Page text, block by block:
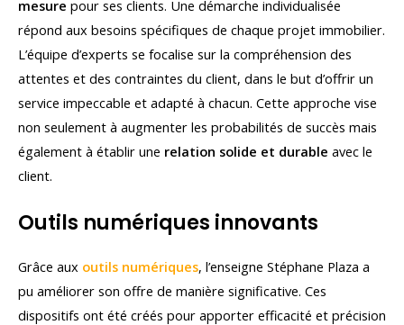
mesure pour ses clients. Une démarche individualisée
répond aux besoins spécifiques de chaque projet immobilier.
L’équipe d’experts se focalise sur la compréhension des
attentes et des contraintes du client, dans le but d’offrir un
service impeccable et adapté à chacun. Cette approche vise
non seulement à augmenter les probabilités de succès mais
également à établir une relation solide et durable avec le
client.
Outils numériques innovants
Grâce aux outils numériques, l’enseigne Stéphane Plaza a
pu améliorer son offre de manière significative. Ces
dispositifs ont été créés pour apporter efficacité et précision